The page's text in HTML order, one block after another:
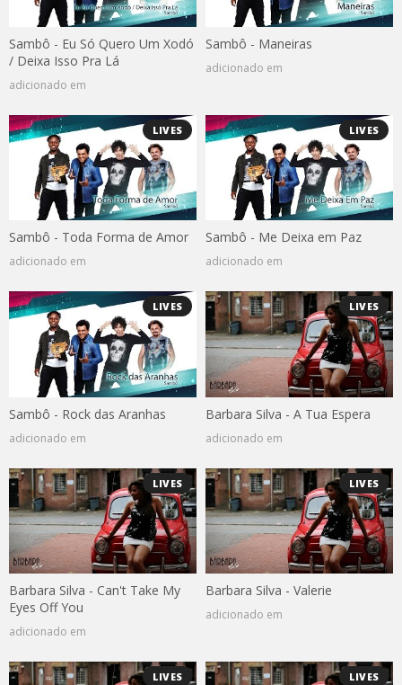
Sambô - Eu Só Quero Um Xodó
/ Deixa Isso Pra Lá
adicionado em
Sambô - Maneiras
adicionado em
LIVES
Sambô - Toda Forma de Amor
adicionado em
LIVES
Sambô - Me Deixa em Paz
adicionado em
LIVES
Sambô - Rock das Aranhas
adicionado em
LIVES
Barbara Silva - A Tua Espera
adicionado em
LIVES
Barbara Silva - Can't Take My
Eyes Off You
adicionado em
LIVES
Barbara Silva - Valerie
adicionado em
LIVES LIVES